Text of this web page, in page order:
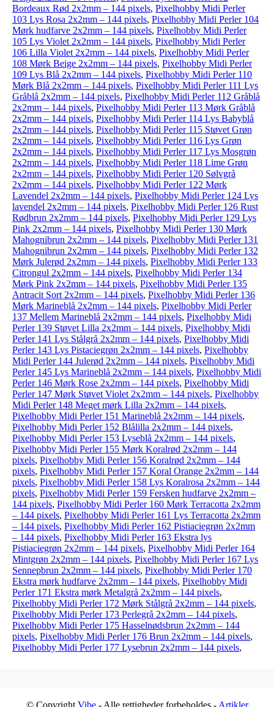
Bordeaux Rød 2x2mm – 144 pixels, Pixelhobby Midi Perler
103 Lys Rosa 2x2mm – 144 pixels, Pixelhobby Midi Perler 104
Mørk hudfarve 2x2mm – 144 pixels, Pixelhobby Midi Perler
105 Lys Violet 2x2mm – 144 pixels, Pixelhobby Midi Perler
106 Lilla Violet 2x2mm – 144 pixels, Pixelhobby Midi Perler
108 Mørk Beige 2x2mm – 144 pixels, Pixelhobby Midi Perler
109 Lys Blå 2x2mm – 144 pixels, Pixelhobby Midi Perler 110
Mørk Blå 2x2mm – 144 pixels, Pixelhobby Midi Perler 111 Lys
Gråblå 2x2mm – 144 pixels, Pixelhobby Midi Perler 112 Gråblå
2x2mm – 144 pixels, Pixelhobby Midi Perler 113 Mørk Gråblå
2x2mm – 144 pixels, Pixelhobby Midi Perler 114 Lys Babyblå
2x2mm – 144 pixels, Pixelhobby Midi Perler 115 Støvet Grøn
2x2mm – 144 pixels, Pixelhobby Midi Perler 116 Lys Grøn
2x2mm – 144 pixels, Pixelhobby Midi Perler 117 Lys Mosgrøn
2x2mm – 144 pixels, Pixelhobby Midi Perler 118 Lime Grøn
2x2mm – 144 pixels, Pixelhobby Midi Perler 120 Sølvgrå
2x2mm – 144 pixels, Pixelhobby Midi Perler 122 Mørk
Lavendel 2x2mm – 144 pixels, Pixelhobby Midi Perler 124 Lys
lavendel 2x2mm – 144 pixels, Pixelhobby Midi Perler 126 Rust
Rødbrun 2x2mm – 144 pixels, Pixelhobby Midi Perler 129 Lys
Pink 2x2mm – 144 pixels, Pixelhobby Midi Perler 130 Mørk
Mahognibrun 2x2mm – 144 pixels, Pixelhobby Midi Perler 131
Mahognibrun 2x2mm – 144 pixels, Pixelhobby Midi Perler 132
Mørk Julerød 2x2mm – 144 pixels, Pixelhobby Midi Perler 133
Citrongul 2x2mm – 144 pixels, Pixelhobby Midi Perler 134
Mørk Pink 2x2mm – 144 pixels, Pixelhobby Midi Perler 135
Antracit Sort 2x2mm – 144 pixels, Pixelhobby Midi Perler 136
Mørk Marineblå 2x2mm – 144 pixels, Pixelhobby Midi Perler
137 Mellem Marineblå 2x2mm – 144 pixels, Pixelhobby Midi
Perler 139 Støvet Lilla 2x2mm – 144 pixels, Pixelhobby Midi
Perler 141 Lys Stålgrå 2x2mm – 144 pixels, Pixelhobby Midi
Perler 143 Lys Pistaciegrøn 2x2mm – 144 pixels, Pixelhobby
Midi Perler 144 Julerød 2x2mm – 144 pixels, Pixelhobby Midi
Perler 145 Lys Marineblå 2x2mm – 144 pixels, Pixelhobby Midi
Perler 146 Mørk Rose 2x2mm – 144 pixels, Pixelhobby Midi
Perler 147 Mørk Støvet Violet 2x2mm – 144 pixels, Pixelhobby
Midi Perler 148 Meget mørk Lilla 2x2mm – 144 pixels,
Pixelhobby Midi Perler 151 Marineblå 2x2mm – 144 pixels,
Pixelhobby Midi Perler 152 Blålilla 2x2mm – 144 pixels,
Pixelhobby Midi Perler 153 Lyseblå 2x2mm – 144 pixels,
Pixelhobby Midi Perler 155 Mørk Koralrød 2x2mm – 144
pixels, Pixelhobby Midi Perler 156 Koralrød 2x2mm – 144
pixels, Pixelhobby Midi Perler 157 Koral Orange 2x2mm – 144
pixels, Pixelhobby Midi Perler 158 Lys Koralrosa 2x2mm – 144
pixels, Pixelhobby Midi Perler 159 Fersken hudfarve 2x2mm –
144 pixels, Pixelhobby Midi Perler 160 Mørk Terracotta 2x2mm
– 144 pixels, Pixelhobby Midi Perler 161 Lys Terracotta 2x2mm
– 144 pixels, Pixelhobby Midi Perler 162 Pistiaciegrøn 2x2mm
– 144 pixels, Pixelhobby Midi Perler 163 Ekstra lys
Pistiaciegrøn 2x2mm – 144 pixels, Pixelhobby Midi Perler 164
Mintgrøn 2x2mm – 144 pixels, Pixelhobby Midi Perler 167 Lys
Sennepbrun 2x2mm – 144 pixels, Pixelhobby Midi Perler 170
Ekstra mørk hudfarve 2x2mm – 144 pixels, Pixelhobby Midi
Perler 171 Ekstra mørk Metalgrå 2x2mm – 144 pixels,
Pixelhobby Midi Perler 172 Mørk Stålgrå 2x2mm – 144 pixels,
Pixelhobby Midi Perler 173 Perlegrå 2x2mm – 144 pixels,
Pixelhobby Midi Perler 175 Hasselnødsbrun 2x2mm – 144
pixels, Pixelhobby Midi Perler 176 Brun 2x2mm – 144 pixels,
Pixelhobby Midi Perler 177 Lysebrun 2x2mm – 144 pixels,
© Copyright Vibe- Alle rettigheder forbeholdes - Artikler